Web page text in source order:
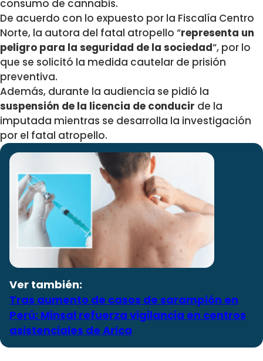
consumo de cannabis.
De acuerdo con lo expuesto por la Fiscalía Centro
Norte, la autora del fatal atropello “representa un
peligro para la seguridad de la sociedad“, por lo
que se solicitó la medida cautelar de prisión
preventiva.
Además, durante la audiencia se pidió la
suspensión de la licencia de conducir de la
imputada mientras se desarrolla la investigación
por el fatal atropello.
Ver también:
Tras aumento de casos de sarampión en
Perú: Minsal refuerza vigilancia en centros
asistenciales de Arica